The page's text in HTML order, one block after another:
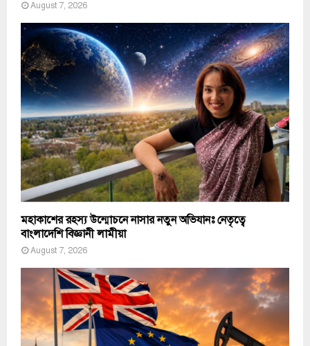
August 7, 2026
মহাকাশের রহস্য উন্মোচনে নাসার নতুন অভিযানঃ নেতৃত্বে
বাংলাদেশি বিজ্ঞানী লামীয়া
August 7, 2026